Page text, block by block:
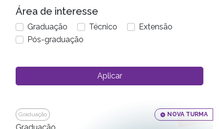
Área de interesse
Graduação Técnico
Extensão
Pós-graduação
Aplicar
Graduação NOVA TURMA